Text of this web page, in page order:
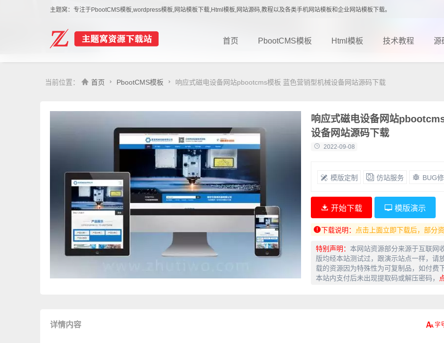
主题窝：专注于PbootCMS模板,wordpress模板,网站模板下载,Html模板,网站源码,教程以及各类手机网站模板和企业网站模板下载。
首页 PbootCMS模板 Html模板 技术教程 源
当前位置： 首页 PbootCMS模板 响应式磁电设备网站pbootcms模板 蓝色营销型机械设备网站源码下载
响应式磁电设备网站
设备网站源码下载
2022-09-08
模版定制 仿站服务 BUG
开始下载 模版演示
下载说明： 点击上面立即下载后，部分
特别声明： 本网站资源部分来源于互联网
版均经本站测试过，跟演示站点一样，请
载的资源因为特殊性为可复制品，如付费
本站内支付后未出现提取码或解压密码，
详情内容